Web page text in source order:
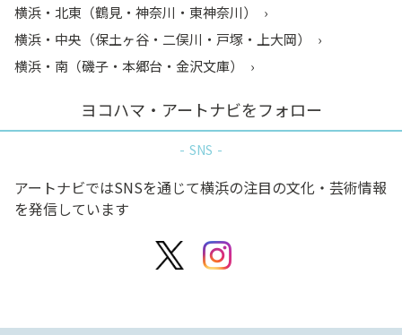
横浜・北東（鶴見・神奈川・東神奈川）
横浜・中央（保土ヶ谷・二俣川・戸塚・上大岡）
横浜・南（磯子・本郷台・金沢文庫）
ヨコハマ・アートナビをフォロー
SNS
アートナビではSNSを通じて横浜の注目の文化・芸術情報
を発信しています